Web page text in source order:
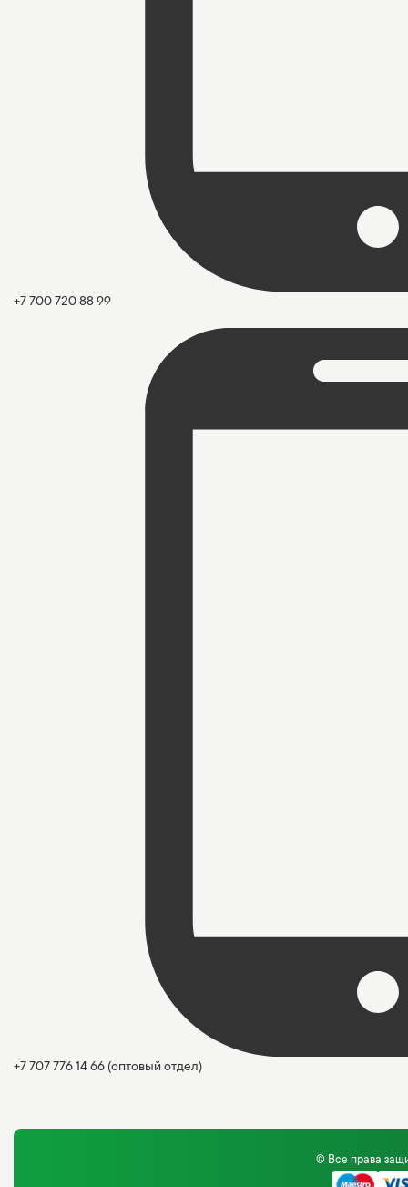
+7 700 720 88 99
+7 707 776 14 66 (оптовый отдел)
© Все права